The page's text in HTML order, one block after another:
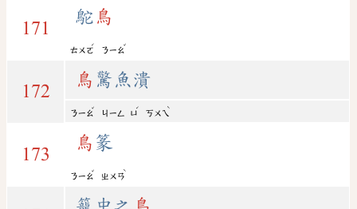
171
鴕 鳥
ㄊㄨㄛ
ˊ
ㄋㄧㄠ
ˇ
172
鳥 驚魚潰
ㄋㄧㄠ
ˇ
ㄐㄧㄥ ㄩ
ˊ
ㄎㄨㄟ
ˋ
173
鳥 篆
ㄋㄧㄠ
ˇ
ㄓㄨㄢ
ˋ